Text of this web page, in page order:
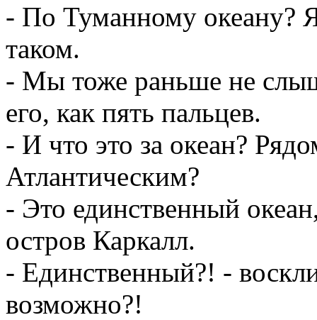
- По Туманному океану?
таком.
- Мы тоже раньше не
его, как пять пальцев.
- И что это за океан?
Атлантическим?
- Это единственный
остров Каркалл.
- Единственный?! -
возможно?!